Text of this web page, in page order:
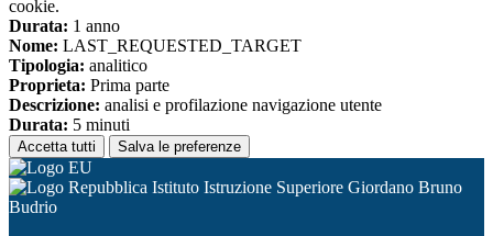
cookie.
Durata: 1 anno
Nome: LAST_REQUESTED_TARGET
Tipologia: analitico
Proprieta: Prima parte
Descrizione: analisi e profilazione navigazione utente
Durata: 5 minuti
Accetta tutti Salva le preferenze
Istituto Istruzione Superiore Giordano Bruno
Budrio